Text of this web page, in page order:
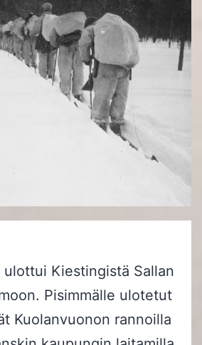
Kiestingistä Sallan
Pisimmälle ulotetut
Kuolanvuonon rannoilla